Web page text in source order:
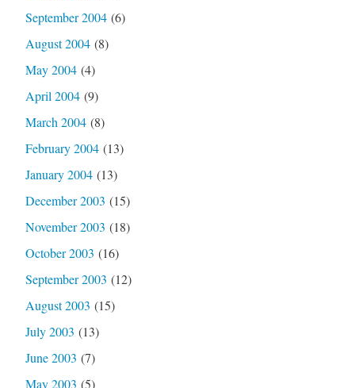
September 2004(6)
August 2004(8)
May 2004(4)
April 2004(9)
March 2004(8)
February 2004(13)
January 2004(13)
December 2003 (15)
November 2003 (18)
October 2003 (16)
September 2003 (12)
August 2003 (15)
July 2003 (13)
June 2003 (7)
May 2003 (5)